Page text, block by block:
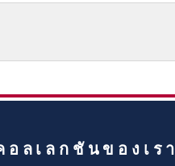
อลเลกชันของเรา